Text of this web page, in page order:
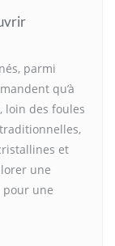
parmi
qu’à
loin des foules
et
une
pour une